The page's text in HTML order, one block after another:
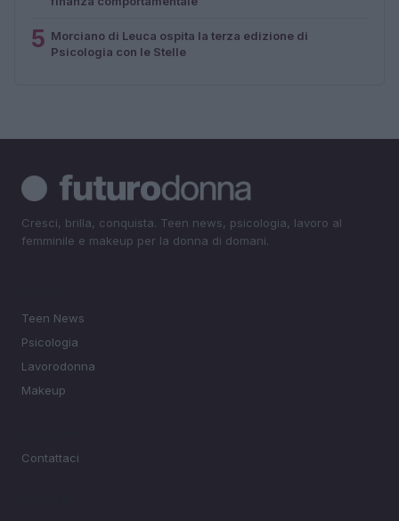
5 Morciano di Leuca ospita la terza edizione di
Psicologia con le Stelle
Cresci, brilla, conquista. Teen news, psicologia, lavoro al
femminile e makeup per la donna di domani.
Teen News
Psicologia
Lavorodonna
Makeup
Contattaci